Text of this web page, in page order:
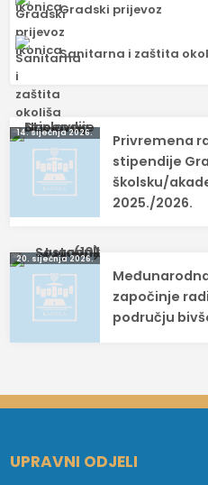
Gradski prijevoz
Sanitarna i zaštita
Navigacija
objava
14. siječnja 2026.
Privremena
stipendije
školsku/
2025./2026.
20. siječnja 2026.
započinje
području
UPRAVNI ODJELI